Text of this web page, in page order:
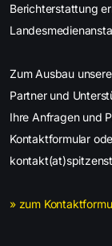
Berichterstattung
Zum Ausbau
Partner und
Ihre Anfragen und
Kontaktformular
» zum